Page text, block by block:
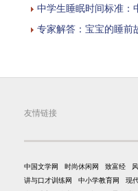
中学生睡眠时间标准：
专家解答：宝宝的睡前
友情链接
中国文学网 时尚休闲网 致富经
讲与口才训练网
中小学教育网 现